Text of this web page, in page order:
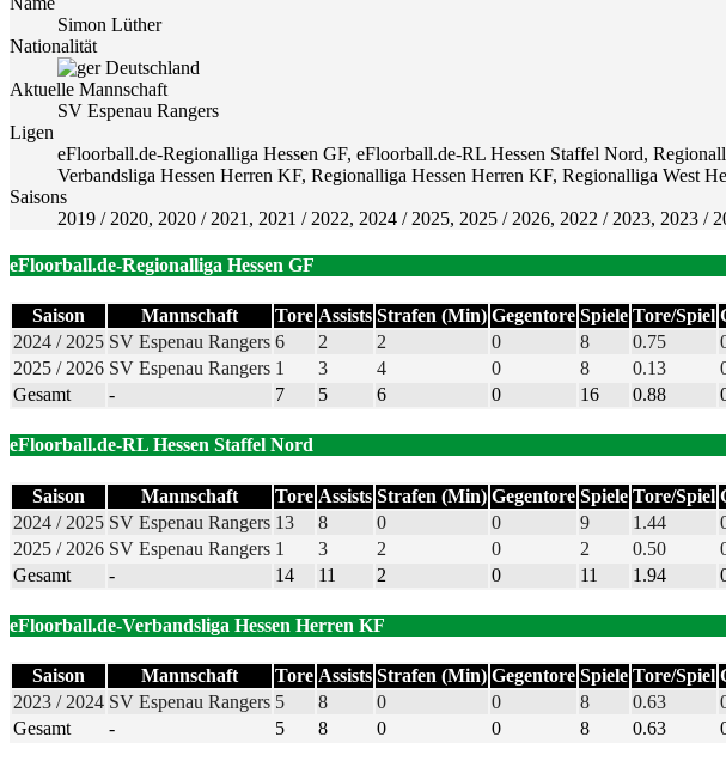
Simon Lüther
Nationalität
Deutschland
Aktuelle Mannschaft
SV Espenau Rangers
Ligen
eFloorball.de-Regionalliga Hessen GF, eFloorball.de-RL Hessen Staffel Nord,
Verbandsliga Hessen Herren KF, Regionalliga Hessen Herren KF, Regionalliga West
Saisons
2019 / 2020, 2020 / 2021, 2021 / 2022, 2024 / 2025, 2025 / 2026, 2022 / 2023, 2023 /
eFloorball.de-Regionalliga Hessen GF
Saison Mannschaft Tore Assists Strafen (Min) Gegentore Spiele Tore/Spiel
2024 / 2025 SV Espenau Rangers 6 2 2 0 8 0.75
2025 / 2026 SV Espenau Rangers 1 3 4 0 8 0.13
Gesamt
- 7 5 6 0 16 0.88
eFloorball.de-RL Hessen Staffel Nord
Saison Mannschaft Tore Assists Strafen (Min) Gegentore Spiele Tore/Spiel
2024 / 2025 SV Espenau Rangers 13 8 0 0 9 1.44
2025 / 2026 SV Espenau Rangers 1 3 2 0 2 0.50
Gesamt
- 14 11 2 0 11 1.94
eFloorball.de-Verbandsliga Hessen Herren KF
Saison Mannschaft Tore Assists Strafen (Min) Gegentore Spiele Tore/Spiel
2023 / 2024 SV Espenau Rangers 5 8 0 0 8 0.63
Gesamt
- 5 8 0 0 8 0.63